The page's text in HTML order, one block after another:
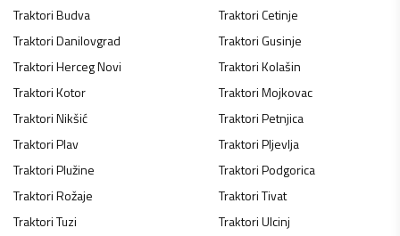
TraktoriBudva TraktoriCetinje
TraktoriDanilovgrad TraktoriGusinje
TraktoriHerceg Novi TraktoriKolašin
TraktoriKotor TraktoriMojkovac
TraktoriNikšić TraktoriPetnjica
TraktoriPlav TraktoriPljevlja
TraktoriPlužine TraktoriPodgorica
TraktoriRožaje TraktoriTivat
TraktoriTuzi TraktoriUlcinj